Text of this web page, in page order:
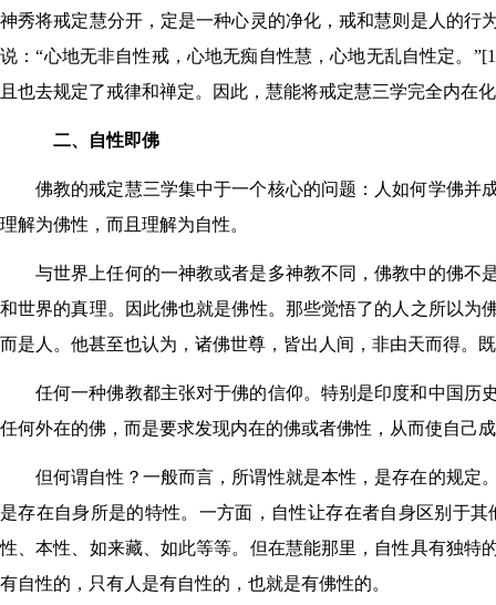
神秀将戒定慧分开，定是一种心灵的净化，戒和慧则是人的
说：“心地无非自性戒，心地无痴自性慧，心地无乱自性定。
且也去规定了戒律和禅定。因此，慧能将戒定慧三学完全内在
二、自性即佛
佛教的戒定慧三学集中于一个核心的问题：人如何学佛并
理解为佛性，而且理解为自性。
与世界上任何的一神教或者是多神教不同，佛教中的佛不
和世界的真理。因此佛也就是佛性。那些觉悟了的人之所以
而是人。他甚至也认为，诸佛世尊，皆出人间，非由天而得。
任何一种佛教都主张对于佛的信仰。特别是印度和中国历
任何外在的佛，而是要求发现内在的佛或者佛性，从而使自己
但何谓自性？一般而言，所谓性就是本性，是存在的规定
是存在自身所是的特性。一方面，自性让存在者自身区别于
性、本性、如来藏、如此等等。但在慧能那里，自性具有独
有自性的，只有人是有自性的，也就是有佛性的。